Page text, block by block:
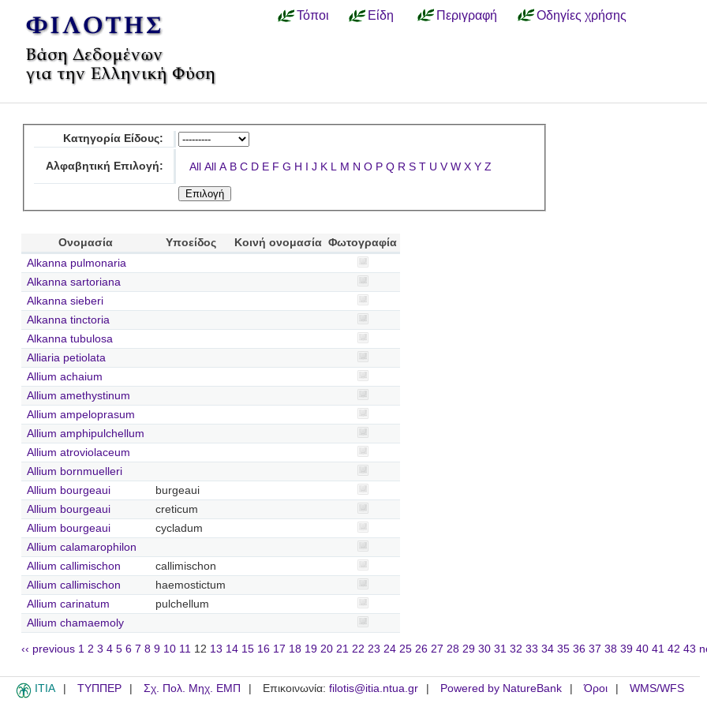
Τόποι Είδη Περιγραφή Οδηγίες χρήσης
Κατηγορία Είδους:
Αλφαβητική Επιλογή: All All A B C D E F G H I J K L M N O P Q R S T U V W X Y Z
Ονομασία Υποείδος Κοινή ονομασία Φωτογραφία
Alkanna pulmonaria
Alkanna sartoriana
Alkanna sieberi
Alkanna tinctoria
Alkanna tubulosa
Alliaria petiolata
Allium achaium
Allium amethystinum
Allium ampeloprasum
Allium amphipulchellum
Allium atroviolaceum
Allium bornmuelleri
Allium bourgeaui
burgeaui
Allium bourgeaui
creticum
Allium bourgeaui
cycladum
Allium calamarophilon
Allium callimischon
callimischon
Allium callimischon
haemostictum
Allium carinatum
pulchellum
Allium chamaemoly
‹‹ previous 1 2 3 4 5 6 7 8 9 10 11 12 13 14 15 16 17 18 19 20 21 22 23 24 25 26 27 28 29 30 31 32 33 34 35 36 37 38 39 40 41 42 43
ITIA ΤΥΠΠΕΡ Σχ. Πολ. Μηχ. ΕΜΠ Επικοινωνία: filotis@itia.ntua.gr Powered by NatureBank Όροι WMS/WFS